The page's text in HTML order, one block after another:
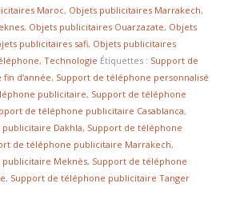
Maroc, Objets publicitaires Marrakech,
, Objets publicitaires Ouarzazate, Objets
publicitaires safi, Objets publicitaires
, Technologie Étiquettes : Support de
d’année, Support de téléphone personnalisé
publicitaire, Support de téléphone
de téléphone publicitaire Casablanca,
Dakhla, Support de téléphone
de téléphone publicitaire Marrakech,
Meknès, Support de téléphone
, Support de téléphone publicitaire Tanger